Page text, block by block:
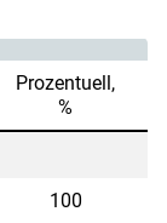
Prozentuell,
%
100